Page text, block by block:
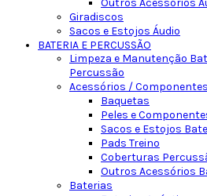
Outros Acessórios
Giradiscos
Sacos e Estojos Áudio
BATERIA E PERCUSSÃO
Limpeza e Manutenção
Percussão
Acessórios / Componentes
Baquetas
Peles e
Sacos e Estojos
Pads Treino
Coberturas
Outros Acessórios
Baterias